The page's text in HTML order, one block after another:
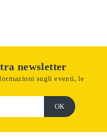
newsletter
sugli eventi, le